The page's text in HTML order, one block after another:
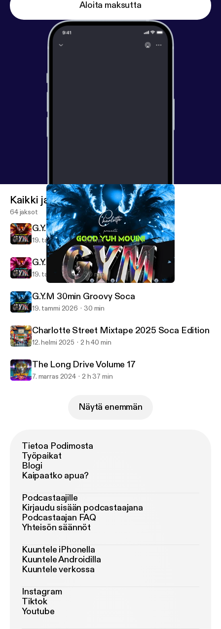
Aloita maksutta
DJ Charlotte
Kaikki jaksot
64 jaksot
G.Y.M 1Hr Power Soca
19. tammi 2026 59 min
G.Y.M 30min Mid-Tempo Soca
19. tammi 2026 30 min
G.Y.M 30min Groovy Soca
19. tammi 2026 30 min
Charlotte Street Mixtape 2025 Soca Edition
12. helmi 2025 2 h 40 min
The Long Drive Volume 17
7. marras 2024 2 h 37 min
Näytä enemmän
Tietoa Podimosta
Työpaikat
Blogi
Kaipaatko apua?
Podcastaajille
Kirjaudu sisään podcastaajana
Podcastaajan FAQ
Yhteisön säännöt
Kuuntele iPhonella
Kuuntele Androidilla
Kuuntele verkossa
Instagram
Tiktok
Youtube